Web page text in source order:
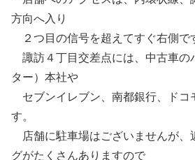
方向へ入り
２つ目の信号を超えてすぐ右側で
諏訪４丁目交差点には、中古車の
ター）本社や
セブンイレブン、南都銀行、ドコ
す。
店舗に駐車場はございませんが、
グがたくさんありますので